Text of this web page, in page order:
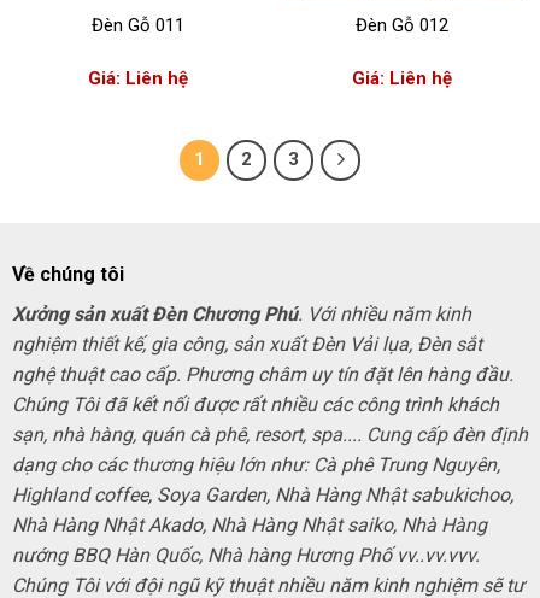
Đèn Gỗ 011
Giá: Liên hệ
Đèn Gỗ 012
Giá: Liên hệ
1 2 3
Về chúng tôi
Xưởng sản xuất Đèn Chương Phú. Với nhiều năm kinh
nghiệm thiết kế, gia công, sản xuất Đèn Vải lụa, Đèn sắt
nghệ thuật cao cấp. Phương châm uy tín đặt lên hàng đầu.
Chúng Tôi đã kết nối được rất nhiều các công trình khách
sạn, nhà hàng, quán cà phê, resort, spa.... Cung cấp đèn định
dạng cho các thương hiệu lớn như: Cà phê Trung Nguyên,
Highland coffee, Soya Garden, Nhà Hàng Nhật sabukichoo,
Nhà Hàng Nhật Akado, Nhà Hàng Nhật saiko, Nhà Hàng
nướng BBQ Hàn Quốc, Nhà hàng Hương Phố vv..vv.vvv.
Chúng Tôi với đội ngũ kỹ thuật nhiều năm kinh nghiệm sẽ tư